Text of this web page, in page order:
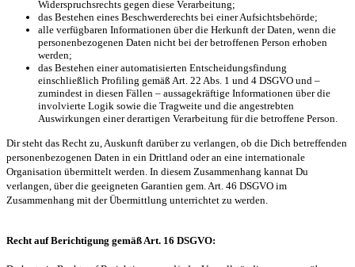
Widerspruchsrechts gegen diese Verarbeitung;
das Bestehen eines Beschwerderechts bei einer Aufsichtsbehörde;
alle verfügbaren Informationen über die Herkunft der Daten, wenn die
personenbezogenen Daten nicht bei der betroffenen Person erhoben
werden;
das Bestehen einer automatisierten Entscheidungsfindung
einschließlich Profiling gemäß Art. 22 Abs. 1 und 4 DSGVO und –
zumindest in diesen Fällen – aussagekräftige Informationen über die
involvierte Logik sowie die Tragweite und die angestrebten
Auswirkungen einer derartigen Verarbeitung für die betroffene Person.
Dir steht das Recht zu, Auskunft darüber zu verlangen, ob die Dich betreffenden
personenbezogenen Daten in ein Drittland oder an eine internationale
Organisation übermittelt werden. In diesem Zusammenhang kannat Du
verlangen, über die geeigneten Garantien gem. Art. 46 DSGVO im
Zusammenhang mit der Übermittlung unterrichtet zu werden.
Recht auf Berichtigung gemäß Art. 16 DSGVO: